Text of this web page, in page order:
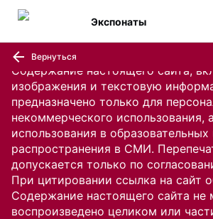
Содержание настоящего сайта,
изображения и текстовую
предназначено только для
некоммерческого использования,
использования в
распространения в СМИ.
допускается только по
При цитировании ссылка на сайт
Содержание настоящего сайта не
воспроизведено целиком или
Экспонаты
Вернуться